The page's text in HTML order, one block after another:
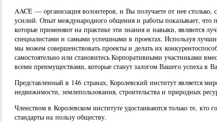
AACE — организация волонтеров, и Вы получаете от нее столько,
усилий. Опыт международного общения и работы показывает, что
которые применяют на практике эти знания и навыки, являются
специалистами и самыми успешными в проектах. Используя
мы можем совершенствовать проекты и делать их
самостоятельно или становитесь Корпоративными участниками
всеми преимуществами, которые станут залогом Вашего успеха в
Представленный в 146 странах, Королевский институт является
недвижимости, землепользования, строительства и природных
Членством в Королевском институте удостаиваются только те, кто
стандарты на пользу обществу.